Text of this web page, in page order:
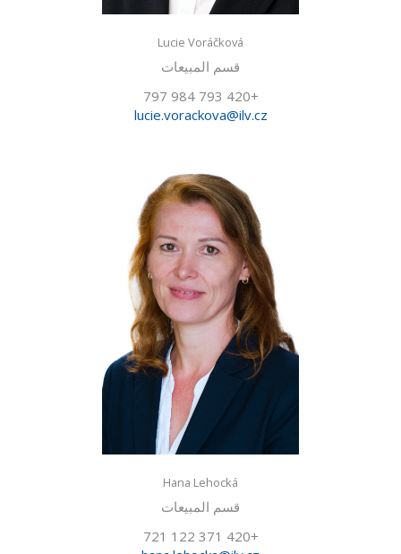
Lucie Voráčková
قسم المبيعات
+420 793 984 797
lucie.vorackova@ilv.cz
Hana Lehocká
قسم المبيعات
+420 371 122 721